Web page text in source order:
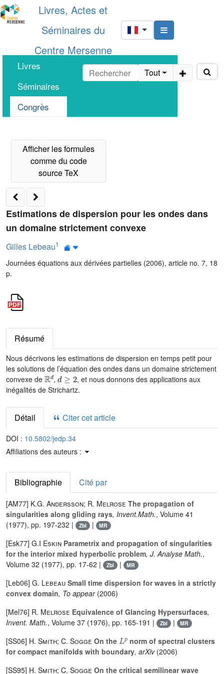
Livres, Actes et
Séminaires du
Centre Mersenne
Livres
Séminaires
Congrès
Tout
Estimations de dispersion pour les ondes dans
un domaine strictement convexe
Gilles Lebeau1
Journées équations aux dérivées partielles (2006), article no. 7, 18
p.
Résumé
Nous décrivons les estimations de dispersion en temps petit pour
les solutions de l’équation des ondes dans un domaine strictement
convexe de ℝd,d≥2 , et nous donnons des applications aux
inégalités de Strichartz.
Détail Citer cet article
DOI : 10.5802/jedp.34
Affiliations des auteurs :
Bibliographie Cité par
[AM77] K.G. Andersson; R. Melrose The propagation of
singularities along gliding rays, Invent.Math., Volume 41
(1977), pp. 197-232 |
Zbl | MR
[Esk77] G.I Eskin Parametrix and propagation of singularities
for the interior mixed hyperbolic problem, J. Analyse Math.,
Volume 32 (1977), pp. 17-62 | Zbl | MR
[Leb06] G. Lebeau Small time dispersion for waves in a strictly
convex domain, To appear(2006)
[Mel76] R. Melrose Equivalence of Glancing Hypersurfaces,
Invent. Math., Volume 37 (1976), pp. 165-191 | Zbl | MR
[SS06] H. Smith; C. Sogge On the Lp norm of spectral clusters
for compact manifolds with boundary, arXiv(2006)
[SS95] H. Smith; C. Sogge On the critical semilinear wave